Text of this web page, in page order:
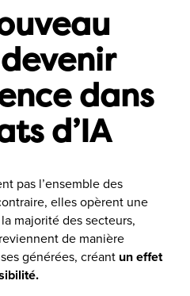
dans
d’IA
pas l’ensemble des
elles opèrent une
majorité des secteurs,
de manière
générées, créant un effet